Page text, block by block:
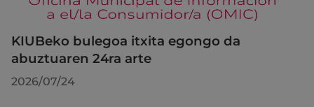
KIUBeko bulegoa itxita egongo da
abuztuaren 24ra arte
2026/07/24